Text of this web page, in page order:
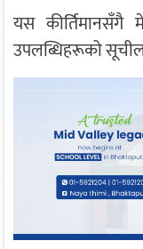
यस कीर्तिमानसँगै
उपलब्धिहरूको